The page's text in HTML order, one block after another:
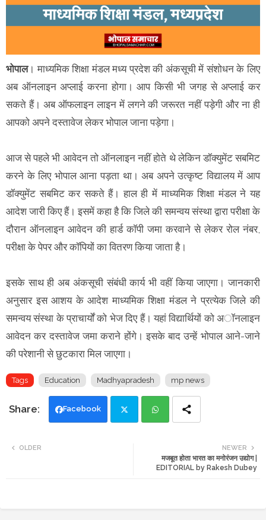
भोपाल। माध्यमिक शिक्षा मंडल मध्य प्रदेश की अंकसूची में संशोधन के लिए
अब ऑनलाइन अप्लाई करना होगा। आप किसी भी जगह से अप्लाई कर
सकते हैं। अब ऑफलाइन लाइन में लगने की जरूरत नहीं पड़ेगी और ना ही
आपको अपने दस्तावेज लेकर भोपाल जाना पड़ेगा।
आज से पहले भी आवेदन तो ऑनलाइन नहीं होते थे लेकिन डॉक्युमेंट सबमिट
करने के लिए भोपाल आना पड़ता था। अब अपने उत्कृष्ट विद्यालय में आप
डॉक्युमेंट सबमिट कर सकते हैं। हाल ही में माध्यमिक शिक्षा मंडल ने यह
आदेश जारी किए हैं। इसमें कहा है कि जिले की समन्वय संस्था द्वारा परीक्षा के
दौरान ऑनलाइन आवेदन की हार्ड काॅपी जमा करवाने से लेकर रोल नंबर,
परीक्षा के पेपर और कॉपियों का वितरण किया जाता है।
इसके साथ ही अब अंकसूची संबंधी कार्य भी वहीं किया जाएगा। जानकारी
अनुसार इस आशय के आदेश माध्यमिक शिक्षा मंडल ने प्रत्येक जिले की
समन्वय संस्था के प्राचार्यों को भेज दिए हैं। यहां विद्यार्थियों को अॉनलाइन
आवेदन कर दस्तावेज जमा कराने होंगे। इसके बाद उन्हें भोपाल आने-जाने
की परेशानी से छुटकारा मिल जाएगा।
Tags Education Madhyapradesh mp news
Facebook
NEWER
मजबूत होता भारत का मनोरंजन उद्योग |
EDITORIAL by Rakesh Dubey
OLDER